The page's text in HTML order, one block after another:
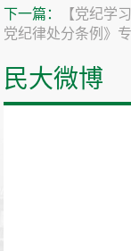
下一篇：
【党纪学
党纪律处分条例》
民大微博